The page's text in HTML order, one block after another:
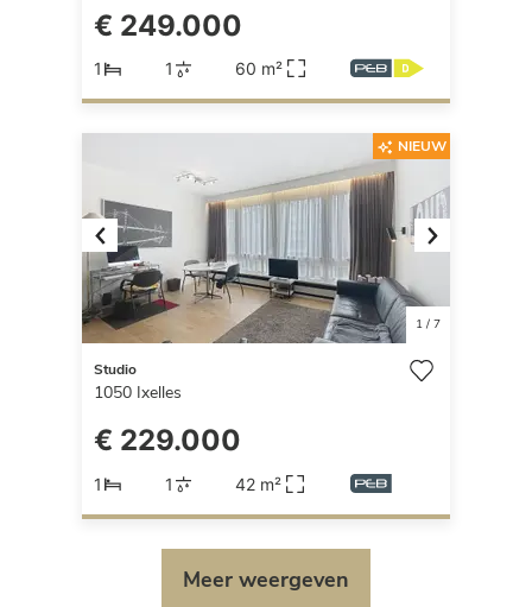
€ 249.000
1 1 60 m²
Previous Next
1/ 7
NIEUW
Studio
1050 Ixelles
€ 229.000
1 1 42 m²
Meer weergeven